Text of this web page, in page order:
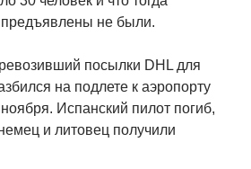
не были.
посылки DHL для
на подлете к аэропорту
Испанский пилот погиб,
и литовец получили